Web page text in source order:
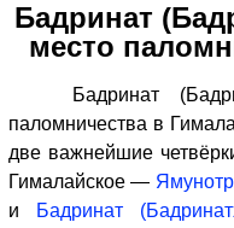
Бадринат
место
Бадринат
паломничества в
две важнейшие
Гималайское —
и
Бадринат